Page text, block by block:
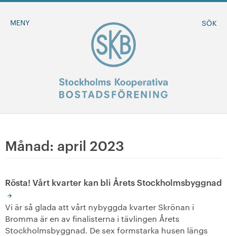
SÖK
MENY
Om oss
Sök ledigt
Månad: april 2023
Rösta! Vårt kvarter kan bli Årets Stockholmsbyggnad
Vi är så glada att vårt nybyggda kvarter Skrönan i
Bromma är en av finalisterna i tävlingen Årets
Stockholmsbyggnad. De sex formstarka husen längs